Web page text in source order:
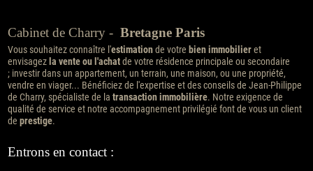
Cabinet de Charry - Bretagne Paris
Vous souhaitez connaître l'estimationde votre bien immobilieret
envisagezla vente ou l'achatde votre résidence principale ou secondaire
; investir dans un appartement, un terrain, une maison, ou une propriété,
vendre en viager... Bénéficiez de l'expertise et des conseils de Jean-Philippe
de Charry, spécialiste de la transaction immobilière. Notre exigence de
qualité de service et notre accompagnement privilégié font de vous un client
de prestige.
Entrons en contact :